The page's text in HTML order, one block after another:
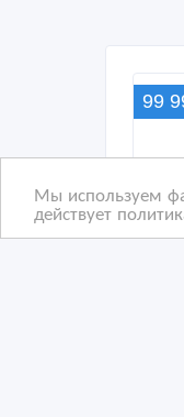
Мы используем
действует
99